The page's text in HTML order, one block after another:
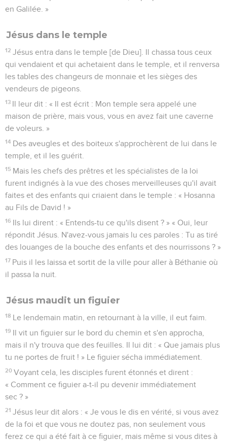
en Galilée. »
Jésus dans le temple
12 Jésus entra dans le temple [de Dieu]. Il chassa tous ceux
qui vendaient et qui achetaient dans le temple, et il renversa
les tables des changeurs de monnaie et les sièges des
vendeurs de pigeons.
13 Il leur dit : « Il est écrit : Mon temple sera appelé une
maison de prière, mais vous, vous en avez fait une caverne
de voleurs. »
14 Des aveugles et des boiteux s'approchèrent de lui dans le
temple, et il les guérit.
15 Mais les chefs des prêtres et les spécialistes de la loi
furent indignés à la vue des choses merveilleuses qu'il avait
faites et des enfants qui criaient dans le temple : « Hosanna
au Fils de David ! »
16 Ils lui dirent : « Entends-tu ce qu'ils disent ? » « Oui, leur
répondit Jésus. N'avez-vous jamais lu ces paroles : Tu as tiré
des louanges de la bouche des enfants et des nourrissons ? »
17 Puis il les laissa et sortit de la ville pour aller à Béthanie où
il passa la nuit.
Jésus maudit un figuier
18 Le lendemain matin, en retournant à la ville, il eut faim.
19 Il vit un figuier sur le bord du chemin et s'en approcha,
mais il n'y trouva que des feuilles. Il lui dit : « Que jamais plus
tu ne portes de fruit ! » Le figuier sécha immédiatement.
20 Voyant cela, les disciples furent étonnés et dirent :
« Comment ce figuier a-t-il pu devenir immédiatement
sec ? »
21 Jésus leur dit alors : « Je vous le dis en vérité, si vous avez
de la foi et que vous ne doutez pas, non seulement vous
ferez ce qui a été fait à ce figuier, mais même si vous dites à